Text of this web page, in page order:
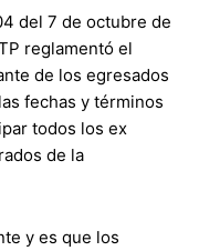
del 7 de octubre de
reglamentó el
de los egresados
fechas y términos
todos los ex
de la
y es que los